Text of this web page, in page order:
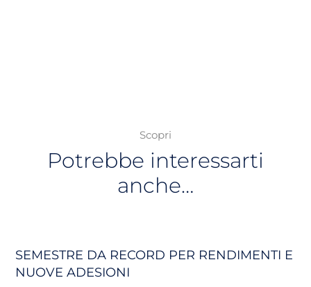
Scopri
Potrebbe interessarti
anche…
SEMESTRE DA RECORD PER RENDIMENTI E
NUOVE ADESIONI